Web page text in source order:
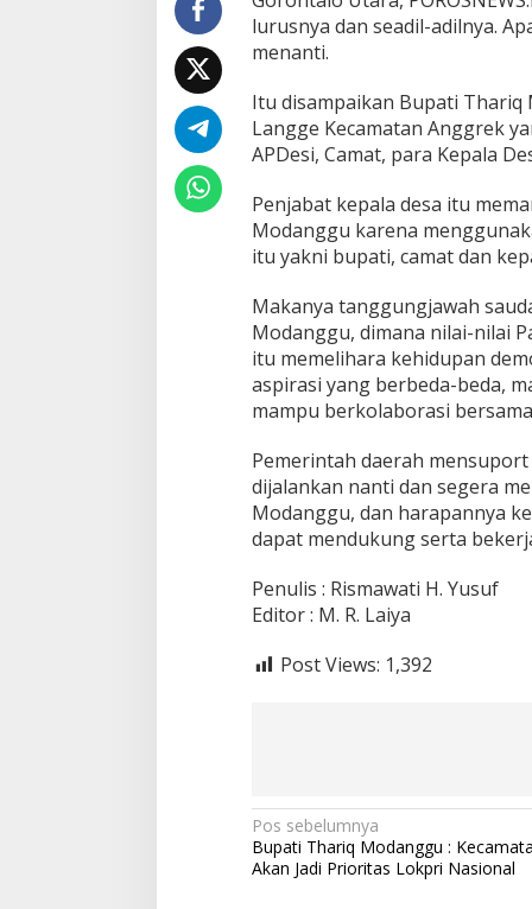
u
s
a
D
a
n
d
i
l
lurusnya dan seadil-adilnya.
menanti.
Itu disampaikan Bupati Thariq
Langge Kecamatan Anggrek
APDesi, Camat, para Kepala
Penjabat kepala desa itu
Modanggu karena
itu yakni bupati, camat dan
Makanya tanggungjawah
Modanggu, dimana nilai-nilai
itu memelihara kehidupan
aspirasi yang berbeda-beda,
mampu berkolaborasi
Pemerintah daerah
dijalankan nanti dan segera
Modanggu, dan harapannya
dapat mendukung serta
Penulis : Rismawati H. Yusuf
Editor : M. R. Laiya
Post Views: 1,392
N
a
Pos sebelumnya
Bupati Thariq Modanggu :
Akan Jadi Prioritas Lokpri Nasional